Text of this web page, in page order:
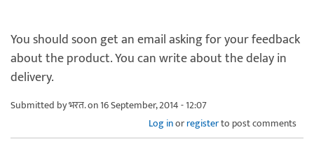
You should soon get an email asking for your feedback
about the product. You can write about the delay in
delivery.
Submitted byभरत.on 16 September, 2014 - 12:07
Log inorregisterto post comments